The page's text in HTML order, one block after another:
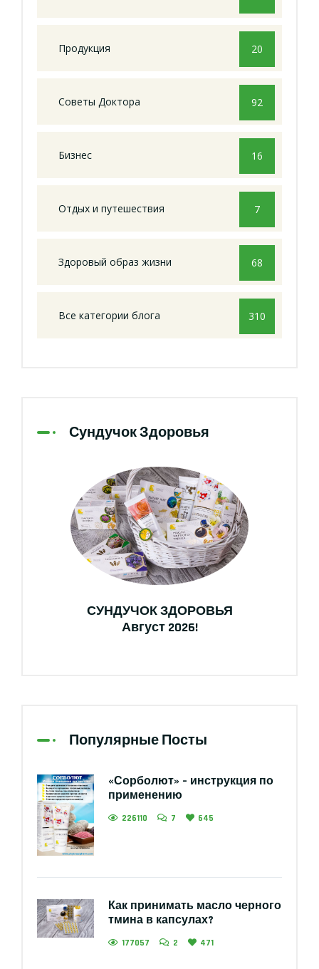
Продукция 20
Советы Доктора 92
Бизнес 16
Отдых и путешествия 7
Здоровый образ жизни 68
Все категории блога 310
Сундучок Здоровья
СУНДУЧОК ЗДОРОВЬЯ
Август 2026!
Популярные Посты
«Сорболют» – инструкция по
применению
226110 7 645
Как принимать масло черного
тмина в капсулах?
177057 2 471